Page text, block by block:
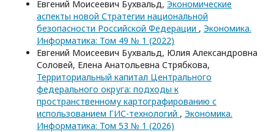
Евгений Моисеевич Бухвальд, Экономические
аспекты новой Стратегии национальной
безопасности Российской Федерации , Экономика.
Информатика: Том 49 № 1 (2022)
Евгений Моисеевич Бухвальд, Юлия Александровна
Соловей, Елена Анатольевна Стрябкова,
Территориальный капитал Центрального
федерального округа: подходы к
пространственному картографированию с
использованием ГИС-технологий , Экономика.
Информатика: Том 53 № 1 (2026)